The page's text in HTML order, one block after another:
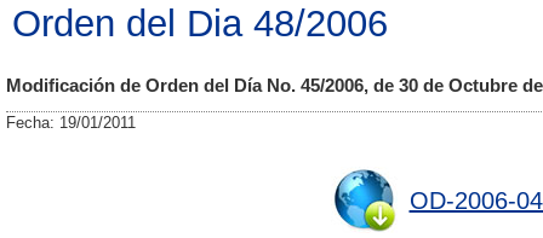
Orden del Dia 48/2006
Modificación de Orden del Día No. 45/2006, de 30 de Octubre
Fecha: 19/01/2011
OD-2006-